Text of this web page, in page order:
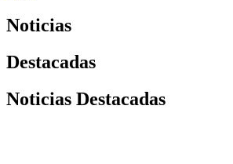
Noticias
Destacadas
Noticias Destacadas